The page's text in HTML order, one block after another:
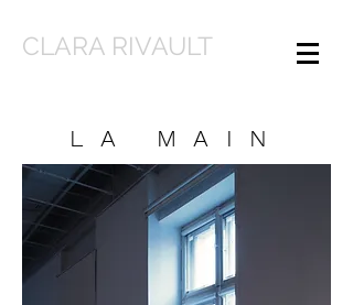
CLARA RIVAULT
LA MAIN